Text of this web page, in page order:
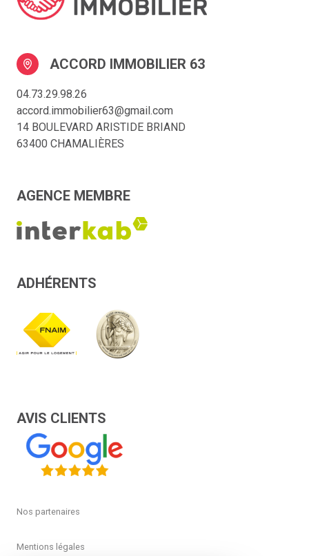
ACCORD IMMOBILIER 63
04.73.29.98.26
accord.immobilier63@gmail.com
14 BOULEVARD ARISTIDE BRIAND
63400 CHAMALIÈRES
AGENCE MEMBRE
ADHÉRENTS
AVIS CLIENTS
Nos partenaires
Mentions légales